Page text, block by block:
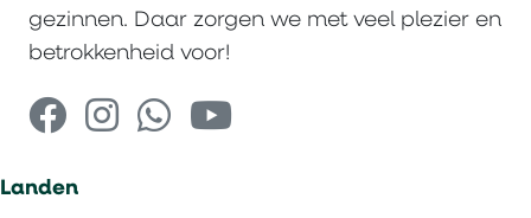
gezinnen. Daar zorgen we met veel plezier en
betrokkenheid voor!
Landen